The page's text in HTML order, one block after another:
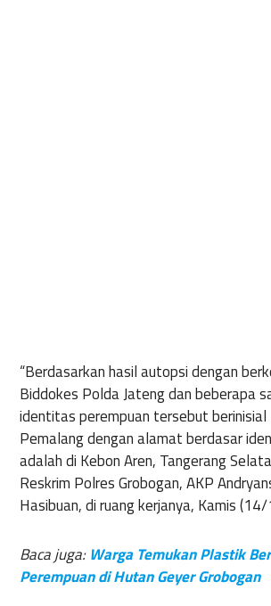
“Berdasarkan hasil autopsi dengan
Biddokes Polda Jateng dan beberapa
identitas perempuan tersebut berinisial
Pemalang dengan alamat berdasar
adalah di Kebon Aren, Tangerang
Reskrim Polres Grobogan, AKP
Hasibuan, di ruang kerjanya, Kamis
Baca juga:Warga Temukan Plastik
Perempuan di Hutan Geyer Grobogan